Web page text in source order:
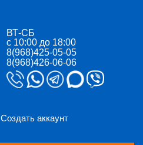
ВТ-СБ
с 10:00 до 18:00
8(968)425-05-05
8(968)426-06-06
Создать аккаунт